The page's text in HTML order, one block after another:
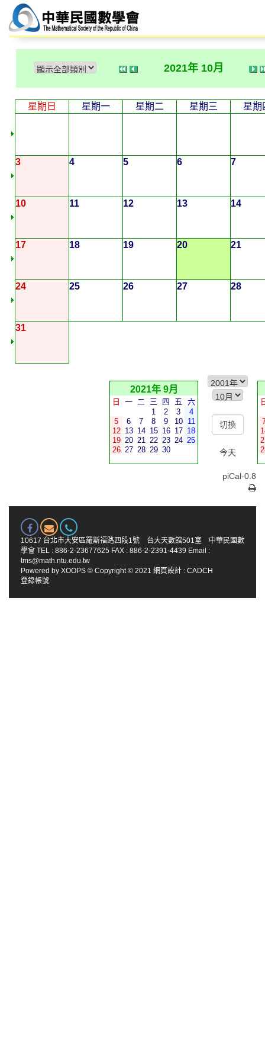
2021年 10月
星期日 星期一 星期二 星期三 星期
3 4 5 6 7
10 11 12 13 14
17 18 19 20 21
24 25 26 27 28
31
2021年 9月
日 一 二 三 四 五
六
1
2 3
4
5
6 7 8 9 10
11
12 13 14 15 16 17 18
19 20 21 22 23 24 25
26 27 28 29 30 今天
piCal-0.8
10617 台北市大安區羅斯福路四段1號 台大天數館501室 中華民國數
學會 TEL : 886-2-23677625 FAX : 886-2-2391-4439 Email :
tms@math.ntu.edu.tw
Powered by XOOPS © Copyright © 2021 網頁設計 : CADCH
登錄帳號